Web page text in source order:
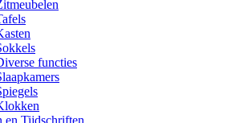
functies
en Tijdschriften